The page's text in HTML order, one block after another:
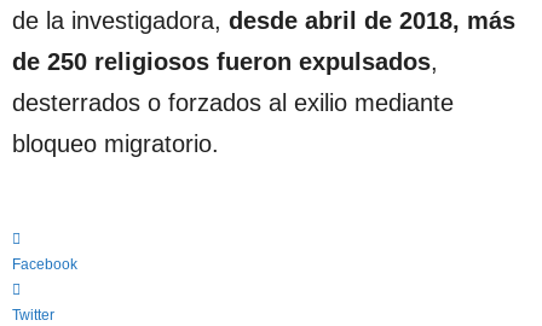
de la investigadora, desde abril de 2018, más
de 250 religiosos fueron expulsados,
desterrados o forzados al exilio mediante
bloqueo migratorio.
Facebook
Twitter